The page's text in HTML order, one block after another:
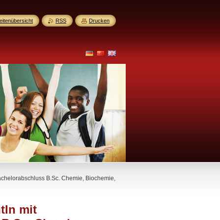
B.Sc. Chemie, Biochemie,
mit
RSS Drucken